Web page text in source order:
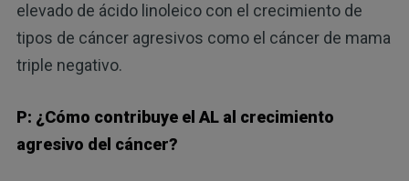
elevado de ácido linoleico con el crecimiento de
tipos de cáncer agresivos como el cáncer de mama
triple negativo.
P: ¿Cómo contribuye el AL al crecimiento
agresivo del cáncer?